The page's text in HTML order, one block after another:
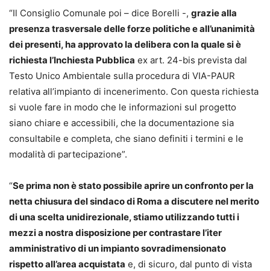
“Il Consiglio Comunale poi – dice Borelli -, grazie alla
presenza trasversale delle forze politiche e all’unanimità
dei presenti, ha approvato la delibera con la quale si è
richiesta l’Inchiesta Pubblica ex art. 24-bis prevista dal
Testo Unico Ambientale sulla procedura di VIA-PAUR
relativa all’impianto di incenerimento. Con questa richiesta
si vuole fare in modo che le informazioni sul progetto
siano chiare e accessibili, che la documentazione sia
consultabile e completa, che siano definiti i termini e le
modalità di partecipazione”.
“Se prima non è stato possibile aprire un confronto per la
netta chiusura del sindaco di Roma a discutere nel merito
di una scelta unidirezionale, stiamo utilizzando tutti i
mezzi a nostra disposizione per contrastare l’iter
amministrativo di un impianto sovradimensionato
rispetto all’area acquistata e, di sicuro, dal punto di vista